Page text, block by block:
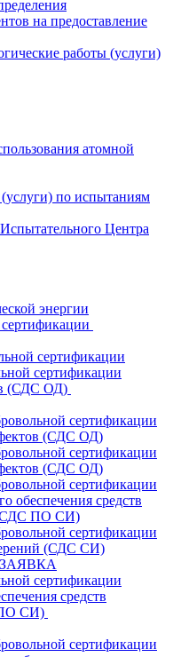
на предоставление
работы (услуги)
атомной
по испытаниям
Центра
энергии
сертификации
сертификации
(СДС ОД)
сертификации
(СДС ОД)
сертификации
(СДС ОД)
сертификации
обеспечения средств
ПО СИ)
сертификации
(СДС СИ)
сертификации
средств
СИ)
сертификации